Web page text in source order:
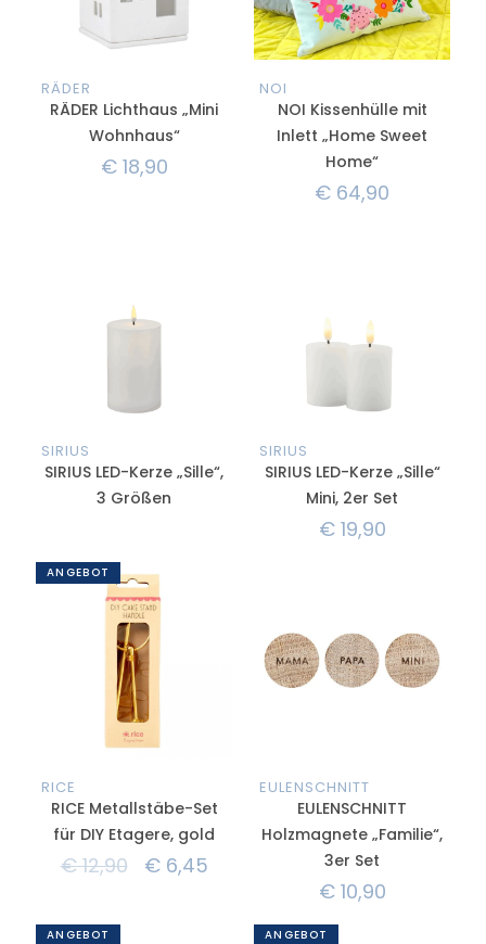
RÄDER
RÄDER Lichthaus „Mini
Wohnhaus“
€18,90
NOI
NOI Kissenhülle mit
Inlett „Home Sweet
Home“
€ 64,90
SIRIUS
SIRIUS LED-Kerze „Sille“,
3 Größen
SIRIUS
SIRIUS LED-Kerze „Sille“
Mini, 2er Set
€19,90
ANGEBOT
RICE
RICE Metallstäbe-Set
für DIY Etagere, gold
€12,90 €6,45
EULENSCHNITT
EULENSCHNITT
Holzmagnete „Familie“,
3er Set
€10,90
ANGEBOT ANGEBOT